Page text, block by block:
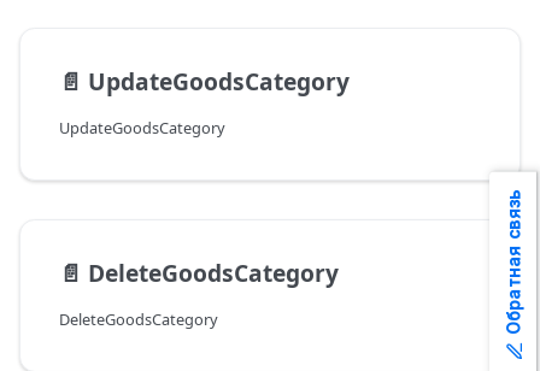
📄️ UpdateGoodsCategory
UpdateGoodsCategory
📄️ DeleteGoodsCategory
DeleteGoodsCategory Обратная связь